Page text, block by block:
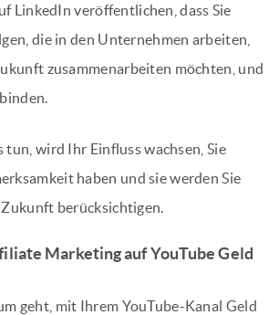
LinkedIn veröffentlichen, dass Sie
die in den Unternehmen arbeiten,
zusammenarbeiten möchten, und
tun, wird Ihr Einfluss wachsen, Sie
haben und sie werden Sie
berücksichtigen.
Marketing auf YouTube Geld
geht, mit Ihrem YouTube-Kanal Geld